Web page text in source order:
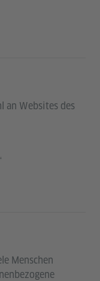
an Websites des
Menschen